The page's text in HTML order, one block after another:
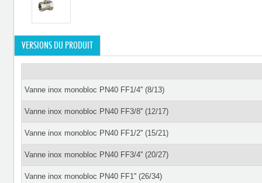
VERSIONS DU PRODUIT
Vanne inox monobloc PN40 FF1/4'' (8/13)
Vanne inox monobloc PN40 FF3/8'' (12/17)
Vanne inox monobloc PN40 FF1/2'' (15/21)
Vanne inox monobloc PN40 FF3/4'' (20/27)
Vanne inox monobloc PN40 FF1'' (26/34)